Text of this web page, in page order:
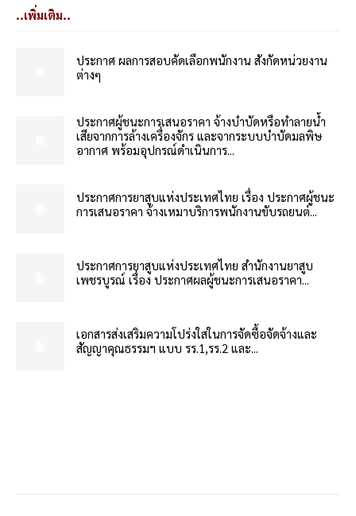
..เพิ่มเติม..
ประกาศ ผลการสอบคัดเลือกพนักงาน สังกัดหน่วยงาน
ต่างๆ
ประกาศผู้ชนะการเสนอราคา จ้างบำบัดหรือทำลายน้ำ
เสียจากการล้างเครื่องจักร และจากระบบบำบัดมลพิษ
อากาศ พร้อมอุปกรณ์ดำเนินการ...
ประกาศการยาสูบแห่งประเทศไทย เรื่อง ประกาศผู้ชนะ
การเสนอราคา จ้างเหมาบริการพนักงานขับรถยนต์...
ประกาศการยาสูบแห่งประเทศไทย สำนักงานยาสูบ
เพชรบูรณ์ เรื่อง ประกาศผลผู้ชนะการเสนอราคา...
เอกสารส่งเสริมความโปร่งใสในการจัดซื้อจัดจ้างและ
สัญญาคุณธรรมฯ แบบ รร.1,รร.2 และ...